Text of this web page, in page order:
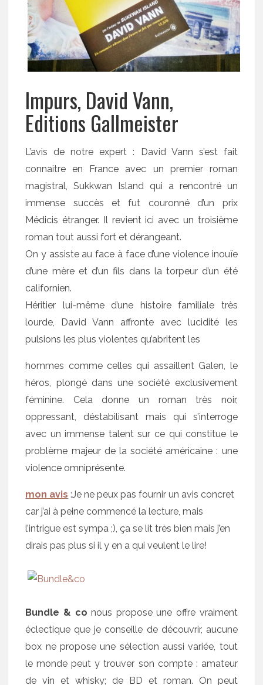
Impurs, David Vann,
Editions Gallmeister
L’avis de notre expert : David Vann s’est fait
connaitre en France avec un premier roman
magistral, Sukkwan Island qui a rencontré un
immense succès et fut couronné d’un prix
Médicis étranger. Il revient ici avec un troisième
roman tout aussi fort et dérangeant.
On y assiste au face à face d’une violence inouïe
d’une mère et d’un fils dans la torpeur d’un été
californien.
Héritier lui-même d’une histoire familiale très
lourde, David Vann affronte avec lucidité les
pulsions les plus violentes qu’abritent les
hommes comme celles qui assaillent Galen, le
héros, plongé dans une société exclusivement
féminine. Cela donne un roman très noir,
oppressant, déstabilisant mais qui s’interroge
avec un immense talent sur ce qui constitue le
problème majeur de la société américaine : une
violence omniprésente.
mon avis :Je ne peux pas fournir un avis concret
car j’ai à peine commencé la lecture, mais
l’intrigue est sympa ;), ça se lit très bien mais j’en
dirais pas plus si il y en a qui veulent le lire!
Bundle & co nous propose une offre vraiment
éclectique que je conseille de découvrir, aucune
box ne propose une sélection aussi variée, tout
le monde peut y trouver son compte : amateur
de vin et whisky; de BD et roman. On peut